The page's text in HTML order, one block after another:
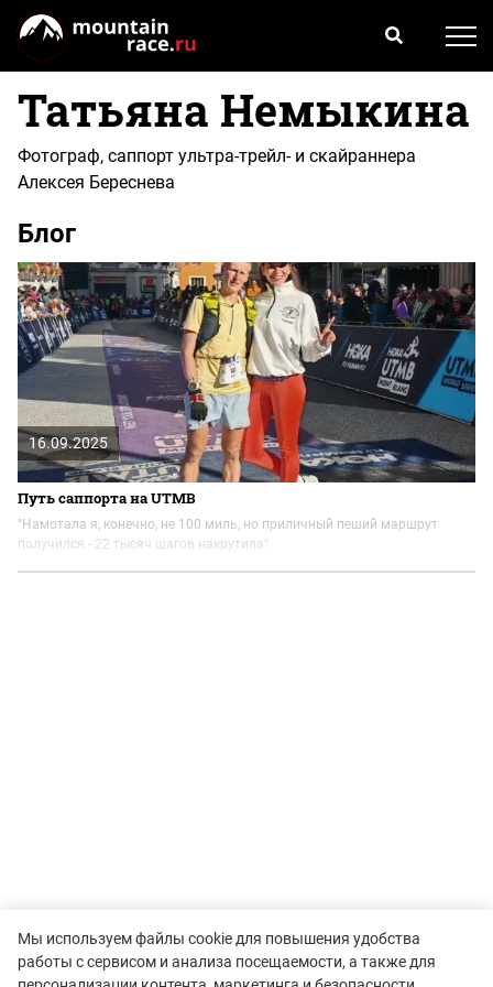
Татьяна Немыкина
Фотограф, саппорт ультра-трейл- и скайраннера
Алексея Береснева
Блог
16.09.2025
Путь саппорта на UTMB
"Намотала я, конечно, не 100 миль, но приличный пеший маршрут
получился - 22 тысяч шагов накрутила".
Мы используем файлы cookie для повышения удобства
работы с сервисом и анализа посещаемости, а также для